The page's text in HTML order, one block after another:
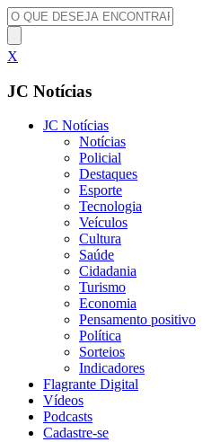
X
JC Notícias
JC Notícias
Notícias
Policial
Destaques
Esporte
Tecnologia
Veículos
Cultura
Saúde
Cidadania
Turismo
Economia
Pensamento positivo
Política
Sorteios
Indicadores
Flagrante Digital
Vídeos
Podcasts
Cadastre-se